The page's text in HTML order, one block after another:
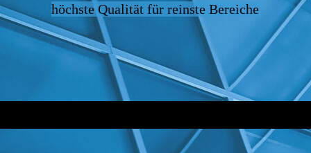
höchste Qualität für reinste Bereiche